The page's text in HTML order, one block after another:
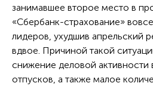
занимавшее второе место в
«Сбербанк-страхование»
лидеров, ухудшив апрельский
вдвое. Причиной такой
снижение деловой активности
отпусков, а также малое